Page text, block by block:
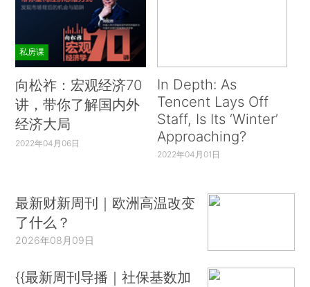
私房课
向松祚：宏观经济70
讲，带你了解国内外
经济大局
2022年04月06日
In Depth: As
Tencent Lays Off
Staff, Is Its ‘Winter’
Approaching?
2022年04月01日
最新财新周刊｜欧洲高温改变
了什么？
2026年08月09日
{{最新周刊导播｜社保基数加